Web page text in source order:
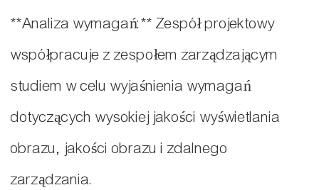
**Analiza wymagań:** Zespół projektowy
współpracuje z zespołem zarządzającym
studiem w celu wyjaśnienia wymagań
dotyczących wysokiej jakości wyświetlania
obrazu, jakości obrazu i zdalnego
zarządzania.